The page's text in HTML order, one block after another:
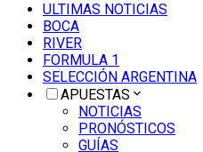
ULTIMAS NOTICIAS
BOCA
RIVER
FORMULA 1
SELECCIÓN ARGENTINA
APUESTAS
NOTICIAS
PRONÓSTICOS
GUÍAS